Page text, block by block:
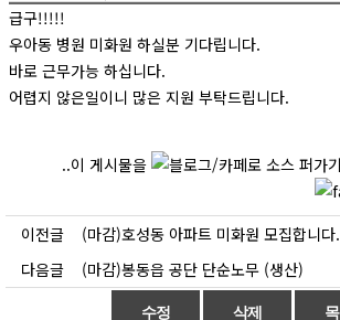
급구!!!!!
우아동 병원 미화원 하실분 기다립니다.
바로 근무가능 하십니다.
어렵지 않은일이니 많은 지원 부탁드립니다.
..이 게시물을
이전글 (마감)호성동 아파트 미화원 모집합니다.
다음글 (마감)봉동읍 공단 단순노무 (생산)